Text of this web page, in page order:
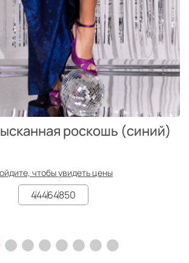
роскошь (синий)
чтобы увидеть цены
44464850